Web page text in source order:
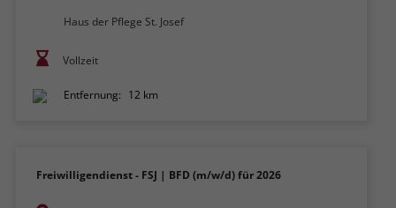
Haus der Pflege St. Josef
Vollzeit
Entfernung: 12 km
Freiwilligendienst - FSJ | BFD (m/w/d) für 2026